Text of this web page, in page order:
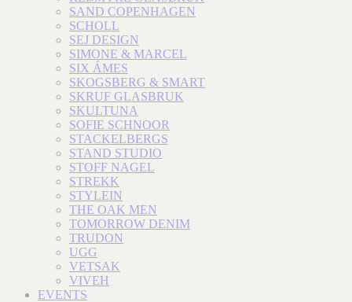
SAND COPENHAGEN
SCHOLL
SEJ DESIGN
SIMONE & MARCEL
SIX ÁMES
SKOGSBERG & SMART
SKRUF GLASBRUK
SKULTUNA
SOFIE SCHNOOR
STACKELBERGS
STAND STUDIO
STOFF NAGEL
STREKK
STYLEIN
THE OAK MEN
TOMORROW DENIM
TRUDON
UGG
VETSAK
VIVEH
EVENTS